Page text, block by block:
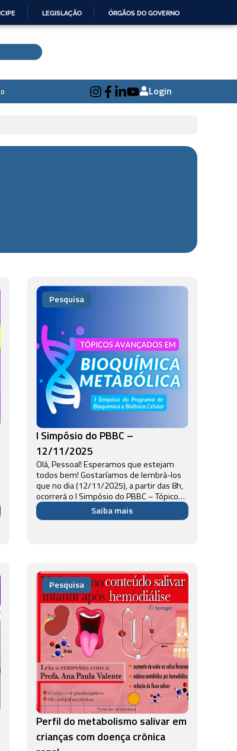
LEGISLAÇÃO ÓRGÃOS DO GOVERNO
Login
Pesquisa
I Simpósio do PBBC –
12/11/2025
Olá, Pessoal! Esperamos que estejam
todos bem! Gostaríamos de lembrá-los
que no dia (12/11/2025), a partir das 8h,
ocorrerá o I Simpósio do PBBC – Tópicos
Avançados em Bioquímica Metabólica. O
evento ocorrerá no Auditório Leopoldo
Saiba mais
Pesquisa
Perfil do metabolismo salivar em
crianças com doença crônica